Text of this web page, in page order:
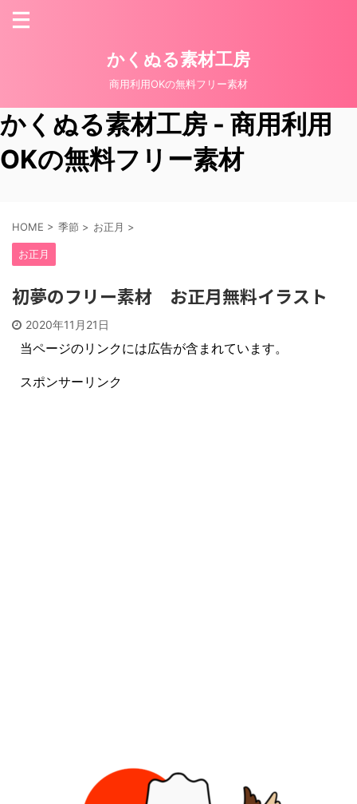
かくぬる素材工房
商用利用OKの無料フリー素材
かくぬる素材工房 - 商用利用
OKの無料フリー素材
HOME > 季節 > お正月 >
お正月
初夢のフリー素材 お正月無料イラスト
2020年11月21日
当ページのリンクには広告が含まれています。
スポンサーリンク